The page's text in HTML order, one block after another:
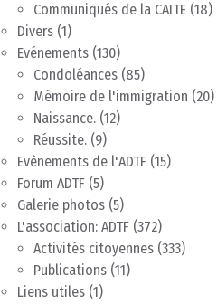
Communiqués de la CAITE (18)
Divers (1)
Evénements (130)
Condoléances (85)
Mémoire de l'immigration (20)
Naissance. (12)
Réussite. (9)
Evènements de l'ADTF (15)
Forum ADTF (5)
Galerie photos (5)
L'association: ADTF (372)
Activités citoyennes (333)
Publications (11)
Liens utiles (1)